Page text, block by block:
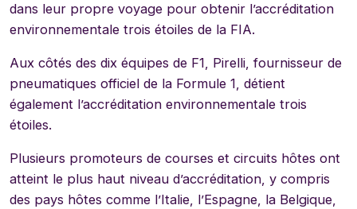
dans leur propre voyage pour obtenir l’accréditation
environnementale trois étoiles de la FIA.
Aux côtés des dix équipes de F1, Pirelli, fournisseur de
pneumatiques officiel de la Formule 1, détient
également l’accréditation environnementale trois
étoiles.
Plusieurs promoteurs de courses et circuits hôtes ont
atteint le plus haut niveau d’accréditation, y compris
des pays hôtes comme l’Italie, l’Espagne, la Belgique,